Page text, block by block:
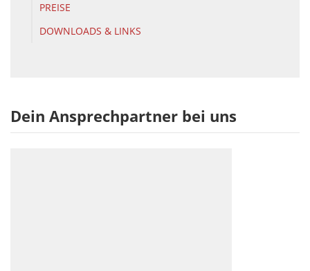
PREISE
DOWNLOADS & LINKS
Dein Ansprechpartner bei uns